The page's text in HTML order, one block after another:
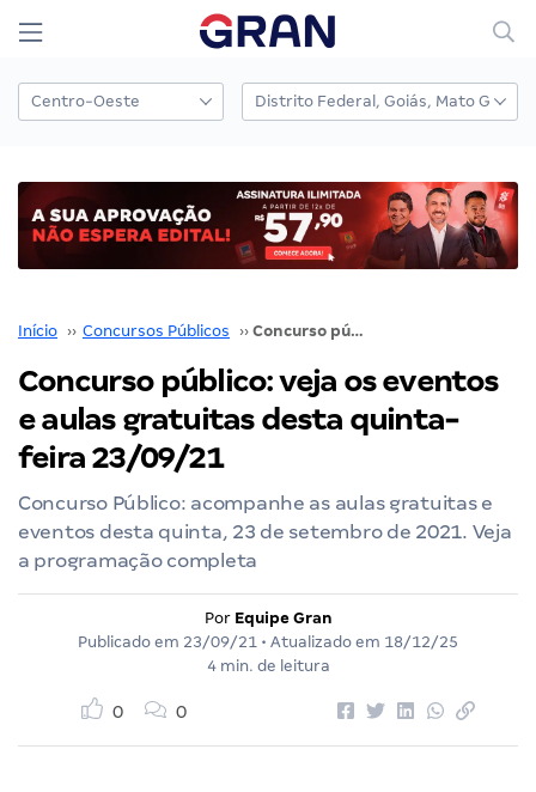
Início ›› Concursos Públicos ›› Concurso público: veja os eventos e aulas gratuitas desta quinta-feira 23/09/21
Concurso público: veja os eventos
e aulas gratuitas desta quinta-
feira 23/09/21
Concurso Público: acompanhe as aulas gratuitas e
eventos desta quinta, 23 de setembro de 2021. Veja
a programação completa
Por Equipe Gran
Publicado em 23/09/21 • Atualizado em 18/12/25
4 min. de leitura
0 0